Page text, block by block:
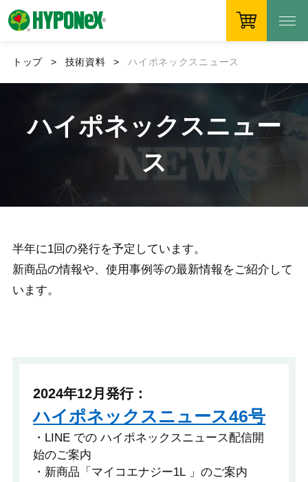
トップ 技術資料 ハイポネックスニュース
ハイポネックスニュー
ス
半年に1回の発行を予定しています。
新商品の情報や、使用事例等の最新情報をご紹介して
います。
2024年12月発行：
ハイポネックスニュース46号
・LINE での ハイポネックスニュース配信開
始のご案内
・新商品「マイコエナジー1L 」のご案内